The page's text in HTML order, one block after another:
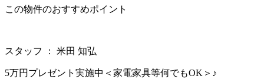
この物件のおすすめポイント
スタッフ ： 米田 知弘
5万円プレゼント実施中＜家電家具等何でもOK＞♪